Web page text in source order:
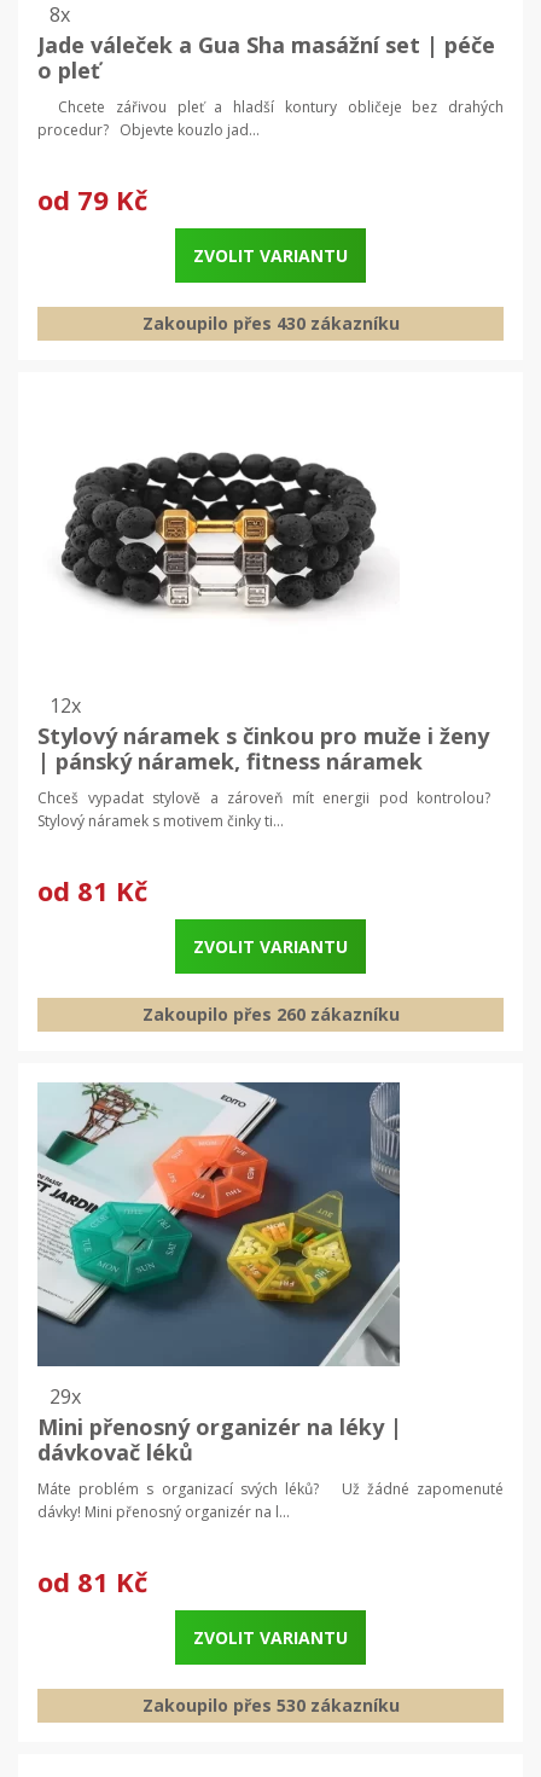
8x
Jade váleček a Gua Sha masážní set | péče
o pleť
Chcete zářivou pleť a hladší kontury obličeje bez drahých
procedur? Objevte kouzlo jad...
od 79 Kč
ZVOLIT VARIANTU
Zakoupilo přes 430 zákazníku
12x
Stylový náramek s činkou pro muže i ženy
| pánský náramek, fitness náramek
Chceš vypadat stylově a zároveň mít energii pod kontrolou?
Stylový náramek s motivem činky ti...
od 81 Kč
ZVOLIT VARIANTU
Zakoupilo přes 260 zákazníku
29x
Mini přenosný organizér na léky |
dávkovač léků
Máte problém s organizací svých léků? Už žádné zapomenuté
dávky! Mini přenosný organizér na l...
od 81 Kč
ZVOLIT VARIANTU
Zakoupilo přes 530 zákazníku